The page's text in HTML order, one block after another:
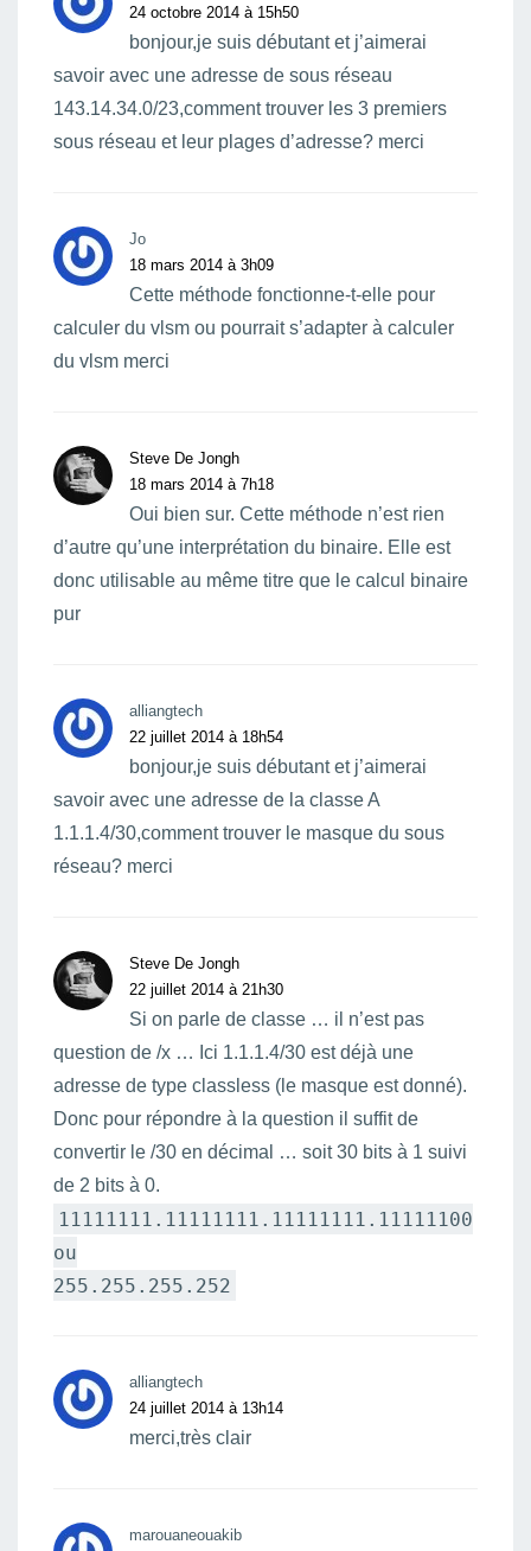
24 octobre 2014 à 15h50
bonjour,je suis débutant et j’aimerai
savoir avec une adresse de sous réseau
143.14.34.0/23,comment trouver les 3 premiers
sous réseau et leur plages d’adresse? merci
Jo
18 mars 2014 à 3h09
Cette méthode fonctionne-t-elle pour
calculer du vlsm ou pourrait s’adapter à calculer
du vlsm merci
Steve De Jongh
18 mars 2014 à 7h18
Oui bien sur. Cette méthode n’est rien
d’autre qu’une interprétation du binaire. Elle est
donc utilisable au même titre que le calcul binaire
pur
alliangtech
22 juillet 2014 à 18h54
bonjour,je suis débutant et j’aimerai
savoir avec une adresse de la classe A
1.1.1.4/30,comment trouver le masque du sous
réseau? merci
Steve De Jongh
22 juillet 2014 à 21h30
Si on parle de classe … il n’est pas
question de /x … Ici 1.1.1.4/30 est déjà une
adresse de type classless (le masque est donné).
Donc pour répondre à la question il suffit de
convertir le /30 en décimal … soit 30 bits à 1 suivi
de 2 bits à 0.
11111111.11111111.11111111.11111100
ou
255.255.255.252
alliangtech
24 juillet 2014 à 13h14
merci,très clair
marouaneouakib